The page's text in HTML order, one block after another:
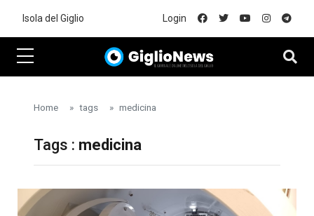
Isola del Giglio Login
Home tags medicina
Tags : medicina